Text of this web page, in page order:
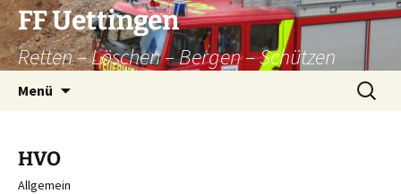
Zum
Inhalt
springen
FF Uettingen
Retten – Löschen – Bergen – Schützen
Menü
Suchen
nach:
HVO
Allgemein